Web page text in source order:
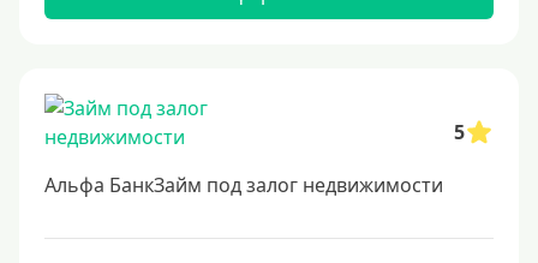
5
Альфа БанкЗайм под залог недвижимости